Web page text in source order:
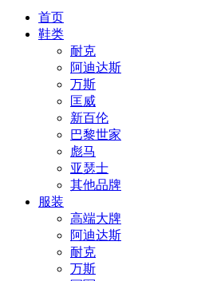
首页
鞋类
耐克
阿迪达斯
万斯
匡威
新百伦
巴黎世家
彪马
亚瑟士
其他品牌
服装
高端大牌
阿迪达斯
耐克
万斯